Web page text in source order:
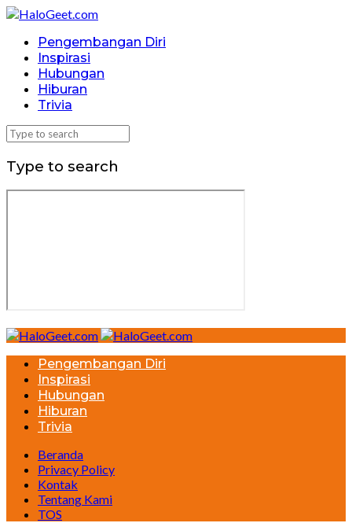
Pengembangan Diri
Inspirasi
Hubungan
Hiburan
Trivia
Type to search
Pengembangan Diri
Inspirasi
Hubungan
Hiburan
Trivia
Beranda
Privacy Policy
Kontak
Tentang Kami
TOS